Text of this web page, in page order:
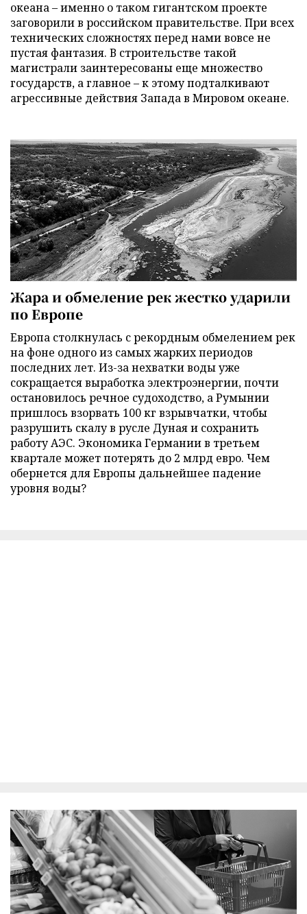
океана – именно о таком гигантском проекте
заговорили в российском правительстве. При всех
технических сложностях перед нами вовсе не
пустая фантазия. В строительстве такой
магистрали заинтересованы еще множество
государств, а главное – к этому подталкивают
агрессивные действия Запада в Мировом океане.
Жара и обмеление рек жестко ударили
по Европе
Европа столкнулась с рекордным обмелением рек
на фоне одного из самых жарких периодов
последних лет. Из-за нехватки воды уже
сокращается выработка электроэнергии, почти
остановилось речное судоходство, а Румынии
пришлось взорвать 100 кг взрывчатки, чтобы
разрушить скалу в русле Дуная и сохранить
работу АЭС. Экономика Германии в третьем
квартале может потерять до 2 млрд евро. Чем
обернется для Европы дальнейшее падение
уровня воды?